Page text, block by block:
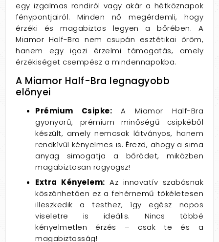
egy izgalmas randiról vagy akár a hétköznapok
fénypontjairól. Minden nő megérdemli, hogy
érzéki és magabiztos legyen a bőrében. A
Miamor Half-Bra nem csupán esztétikai öröm,
hanem egy igazi érzelmi támogatás, amely
érzékiséget csempész a mindennapokba.
A Miamor Half-Bra legnagyobb
előnyei
Prémium Csipke: A Miamor Half-Bra
gyönyörű, prémium minőségű csipkéből
készült, amely nemcsak látványos, hanem
rendkívül kényelmes is. Érezd, ahogy a sima
anyag simogatja a bőrödet, miközben
magabiztosan ragyogsz!
Extra Kényelem: Az innovatív szabásnak
köszönhetően ez a fehérnemű tökéletesen
illeszkedik a testhez, így egész napos
viseletre is ideális. Nincs többé
kényelmetlen érzés – csak te és a
magabiztosság!